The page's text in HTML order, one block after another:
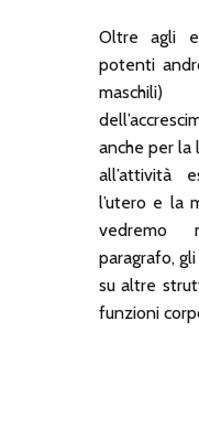
Oltre agli
potenti
anche per la
all’attività
l’utero e la
vedremo
paragrafo,
su altre
funzioni